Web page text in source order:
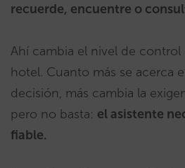
recuerde, encuentre o
Ahí cambia el nivel de
hotel. Cuanto más se acerca
decisión, más cambia la
pero no basta: el asistente
fiable.